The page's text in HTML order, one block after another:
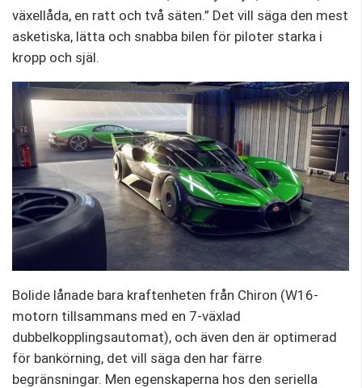
växellåda, en ratt och två säten.” Det vill säga den mest
asketiska, lätta och snabba bilen för piloter starka i
kropp och själ.
Bolide lånade bara kraftenheten från Chiron (W16-
motorn tillsammans med en 7-växlad
dubbelkopplingsautomat), och även den är optimerad
för bankörning, det vill säga den har färre
begränsningar. Men egenskaperna hos den seriella